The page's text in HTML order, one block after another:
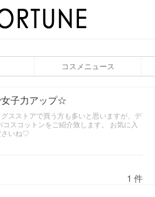
コスメニュース
女子力アップ☆
スストアで買う方も多いと思いますが、デ
スコットンをご紹介致します。 お気に入
さいね♡
1 件